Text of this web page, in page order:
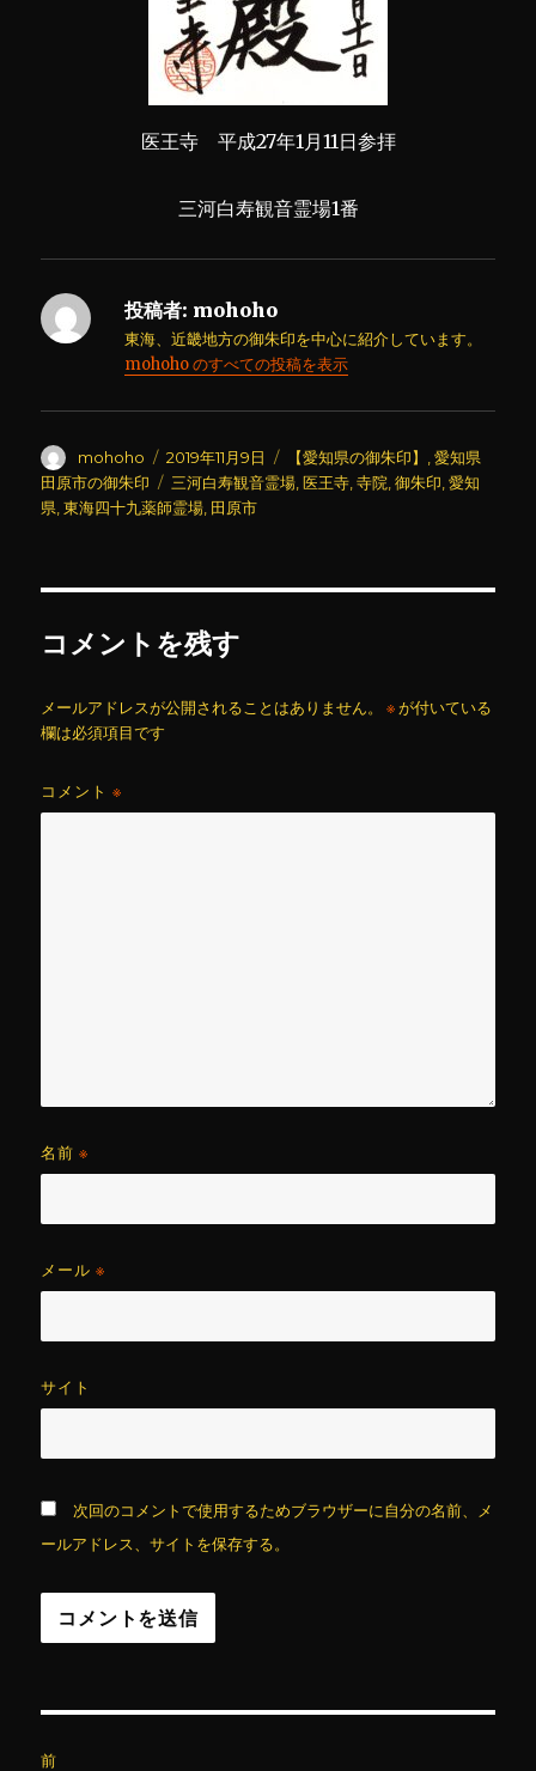
医王寺 平成27年1月11日参拝
三河白寿観音霊場1番
投稿者: mohoho
東海、近畿地方の御朱印を中心に紹介しています。
mohoho のすべての投稿を表示
投
稿
者
mohoho
投
稿
日:
2019年11月9日
カ
テ
【愛知県の御朱印】 ,愛知県
田原市の御朱印
タ
グ
三河白寿観音霊場 ,医王寺 ,寺院 ,御朱印 ,愛知
県 ,東海四十九薬師霊場 田原市
コメントを残す
メールアドレスが公開されることはありません。 ※が付いている
欄は必須項目です
コメント※
名前※
メール※
サイト
次回のコメントで使用するためブラウザーに自分の名前、メ
ールアドレス、サイトを保存する。
前